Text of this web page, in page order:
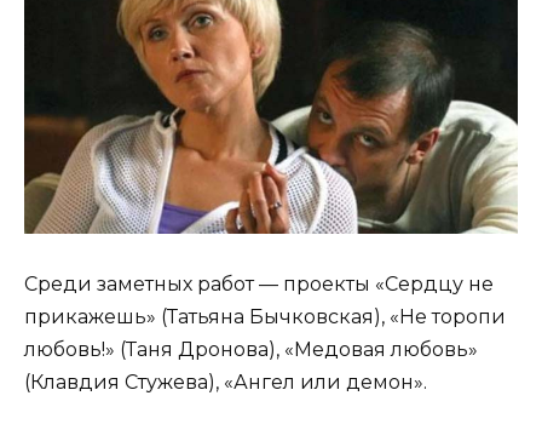
Среди заметных работ — проекты «Сердцу не
прикажешь» (Татьяна Бычковская), «Не торопи
любовь!» (Таня Дронова), «Медовая любовь»
(Клавдия Стужева), «Ангел или демон».